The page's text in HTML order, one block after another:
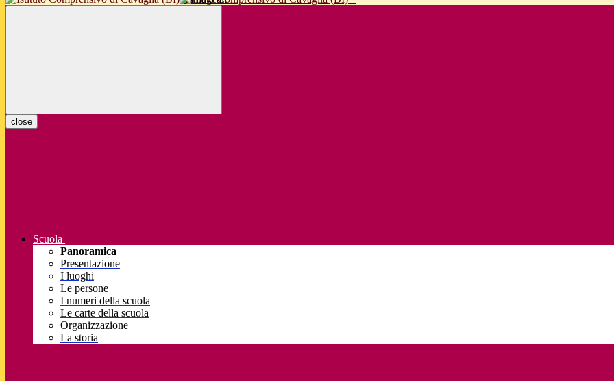
close
Scuola
Panoramica
Presentazione
I luoghi
Le persone
I numeri della scuola
Le carte della scuola
Organizzazione
La storia